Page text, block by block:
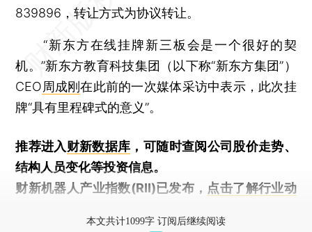
839896，转让方式为协议转让。
“新东方在线挂牌新三板会是一个很好的契
机。”新东方教育科技集团（以下称“新东方集团”）
CEO周成刚在此前的一次媒体采访中表示，此次挂
牌“具有里程碑式的意义”。
推荐进入财新数据库 ，可随时查阅公司股价走势、
结构人员变化等投资信息。
财新机器人产业指数(RII)已发布， 点击了解行业动
本文共计1099字 订阅后继续阅读